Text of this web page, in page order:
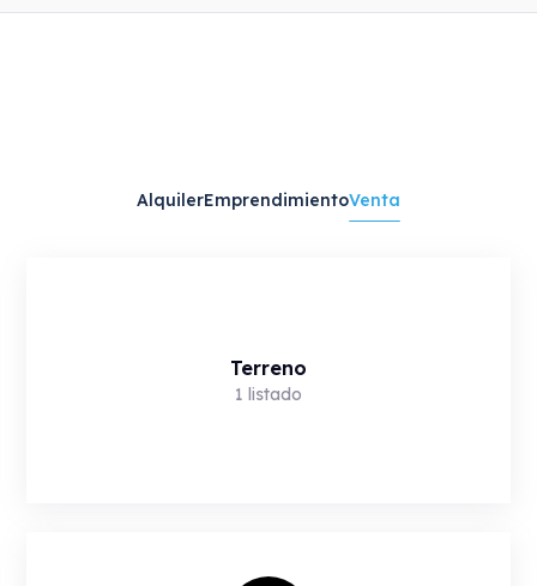
AlquilerEmprendimientoVenta
Terreno
1 listado